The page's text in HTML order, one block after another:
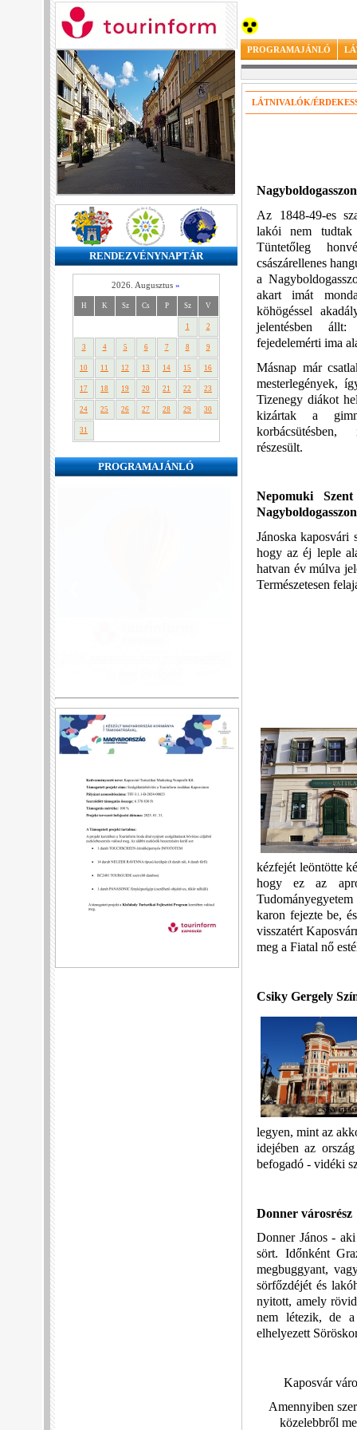
RENDEZVÉNYNAPTÁR
2026. Augusztus »
H K Sz Cs P Sz V
1 2
3 4 5 6 7 8 9
10 11 12 13 14 15 16
17 18 19 20 21 22 23
24 25 26 27 28 29 30
31
PROGRAMAJÁNLÓ
PROGRAMAJÁNLÓ
LÁTNIVALÓK/
Az 1848-49-es
lakói nem tudtak
Tüntetőleg
császárellenes
a
akart imát
köhögéssel
jelentésben
fejedelemérti ima
Másnap már
mesterlegények,
Tizenegy diákot
kizártak a
részesült.
Nepomuki
Jánoska kaposvári
hogy az éj leple
hatvan év múlva
Természetesen
kézfejét leöntötte
hogy ez az
karon fejezte be,
visszatért
meg a Fiatal nő
Csiky Gergely
legyen, mint az
idejében az
befogadó - vidéki
Donner városrész
Donner János -
sört. Időnként
megbuggyant,
sörfőzdéjét és
nyitott, amely
nem létezik, de
elhelyezett
Kaposvár
Amennyiben
közelebbről